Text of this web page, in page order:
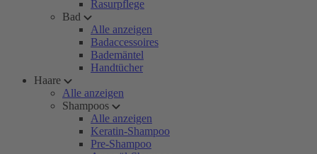
Rasurpflege
Bad
Alle anzeigen
Badaccessoires
Bademäntel
Handtücher
Haare
Alle anzeigen
Shampoos
Alle anzeigen
Keratin-Shampoo
Pre-Shampoo